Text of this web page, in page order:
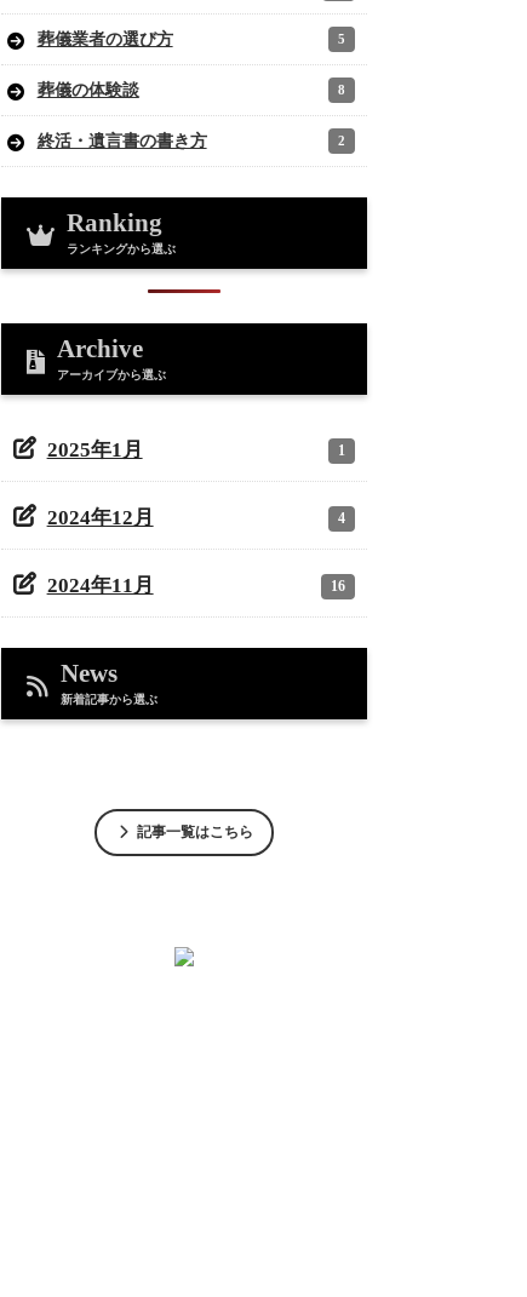
葬儀業者の選び方 5
葬儀の体験談 8
終活・遺言書の書き方 2
Ranking
ランキングから選ぶ
Archive
アーカイブから選ぶ
2025年1月 1
2024年12月 4
2024年11月 16
News
新着記事から選ぶ
記事一覧はこちら